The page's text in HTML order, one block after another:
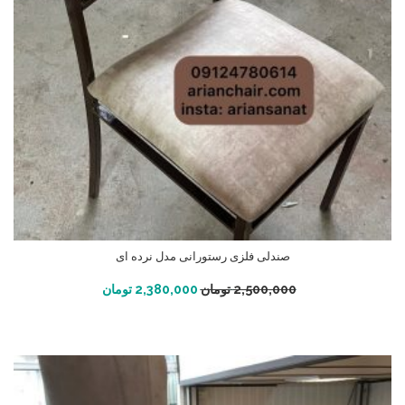
صندلی فلزی رستورانی مدل نرده ای
2,500,000تومان 2,380,000 تومان افزودن به سبد خرید